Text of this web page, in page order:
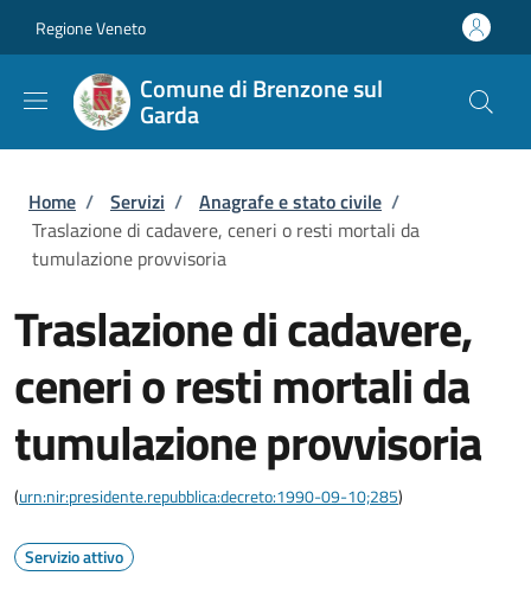
Regione Veneto
Comune di Brenzone sul
Garda
Briciole di pane
Home / Servizi / Anagrafe e stato civile /
Traslazione di cadavere, ceneri o resti mortali da
tumulazione provvisoria
Traslazione di cadavere,
ceneri o resti mortali da
tumulazione provvisoria
(urn:nir:presidente.repubblica:decreto:1990-09-10;285)
Servizio attivo